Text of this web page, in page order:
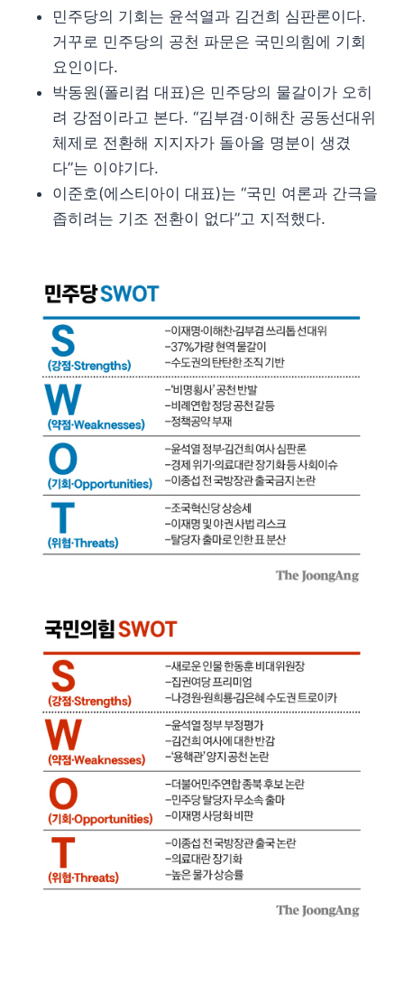
민주당의 기회는 윤석열과 김건희 심판론이다.
거꾸로 민주당의 공천 파문은 국민의힘에 기회
요인이다.
박동원(폴리컴 대표)은 민주당의 물갈이가 오히
려 강점이라고 본다. “김부겸·이해찬 공동선대위
체제로 전환해 지지자가 돌아올 명분이 생겼
다”는 이야기다.
이준호(에스티아이 대표)는 “국민 여론과 간극을
좁히려는 기조 전환이 없다”고 지적했다.